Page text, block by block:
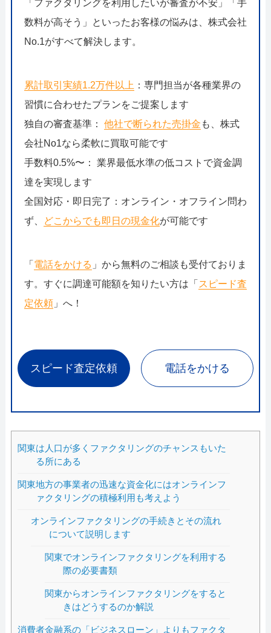
「ファクタリングを利用したいが審査が不安」「手
数料が高そう」といったお客様の悩みは、株式会社
No.1がすべて解決します。
累計取引実績1.2万件以上 ：専門担当が各種業界の
習慣に合わせたプランをご提案します
独自の審査基準： 他社で断られた売掛金 も、株式
会社No1なら柔軟に買取可能です
手数料0.5%〜： 業界最低水準の低コストで資金調
達を実現します
全国対応・即日完了：オンライン・オフライン問わ
ず、
どこからでも即日の現金化が可能です
「 電話をかける 」から無料のご相談も受付ておりま
す。すぐに調達可能額を知りたい方は「 スピード査
定依頼」へ！
スピード査定依頼 電話をかける
関東は人口が多くファクタリングのチャンスもいた
る所にある
関東地方の事業者の迅速な資金化にはオンラインフ
ァクタリングの積極利用も考えよう
オンラインファクタリングの手続きとその流れ
について説明します
関東でオンラインファクタリングを利用する
際の必要書類
関東からオンラインファクタリングをすると
きはどうするのか解説
消費者金融系の「ビジネスローン」よりもファクタ